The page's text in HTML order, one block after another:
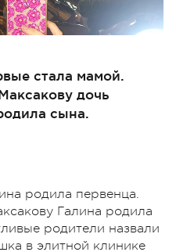
стала мамой.
дочь
сына.
родила первенца.
Галина родила
родители назвали
в элитной клинике